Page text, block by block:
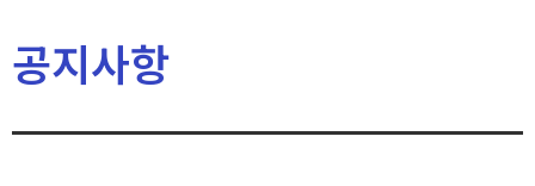
공지사항